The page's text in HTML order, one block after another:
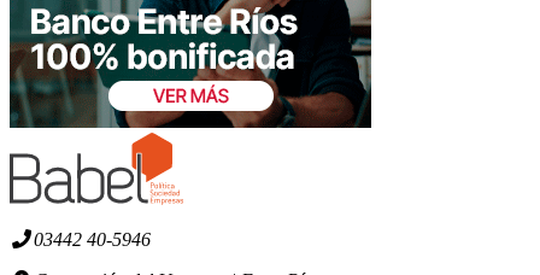
03442 40-5946